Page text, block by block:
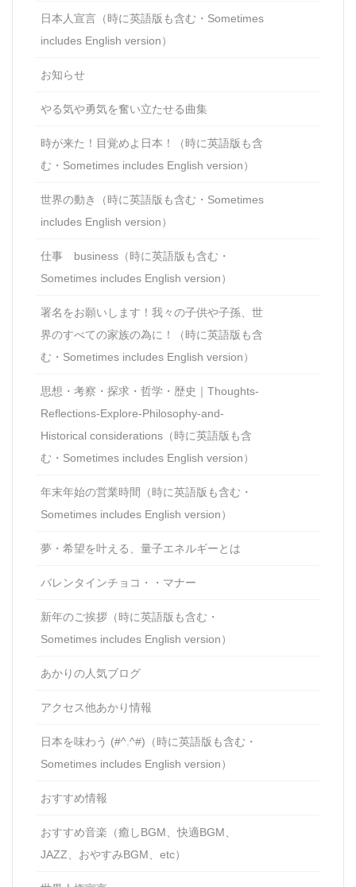
日本人宣言（時に英語版も含む・Sometimes
includes English version）
お知らせ
やる気や勇気を奮い立たせる曲集
時が来た！目覚めよ日本！（時に英語版も含
む・Sometimes includes English version）
世界の動き（時に英語版も含む・Sometimes
includes English version）
仕事 business（時に英語版も含む・
Sometimes includes English version）
署名をお願いします！我々の子供や子孫、世
界のすべての家族の為に！（時に英語版も含
む・Sometimes includes English version）
思想・考察・探求・哲学・歴史｜Thoughts-
Reflections-Explore-Philosophy-and-
Historical considerations（時に英語版も含
む・Sometimes includes English version）
年末年始の営業時間（時に英語版も含む・
Sometimes includes English version）
夢・希望を叶える、量子エネルギーとは
バレンタインチョコ・・マナー
新年のご挨拶（時に英語版も含む・
Sometimes includes English version）
あかりの人気ブログ
アクセス他あかり情報
日本を味わう (#^.^#)（時に英語版も含む・
Sometimes includes English version）
おすすめ情報
おすすめ音楽（癒しBGM、快適BGM、
JAZZ、おやすみBGM、etc）